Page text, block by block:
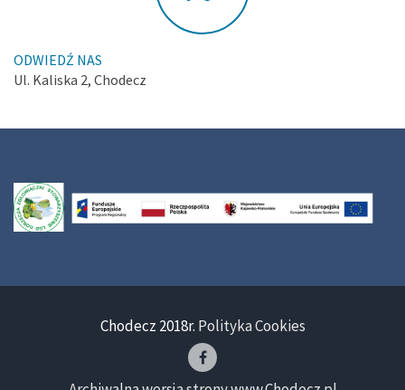
ODWIEDŹ NAS
Ul. Kaliska 2, Chodecz
Chodecz 2018r. Polityka Cookies